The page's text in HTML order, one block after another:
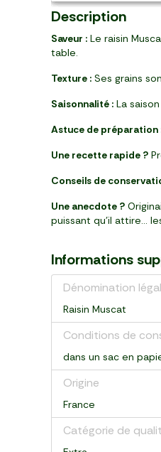
Description
Saveur : Le raisin
table.
Texture : Ses grains
Saisonnalité : La
Astuce de préparation
Une recette rapide ?
Conseils de
Une anecdote ?
puissant qu’il attire…
Informations
Dénomination
Raisin Muscat
Conditions de
dans un sac en
Origine
France
Catégorie de